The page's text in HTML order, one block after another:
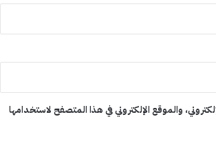
والموقع الإلكتروني في هذا المتصفح لاستخدامها